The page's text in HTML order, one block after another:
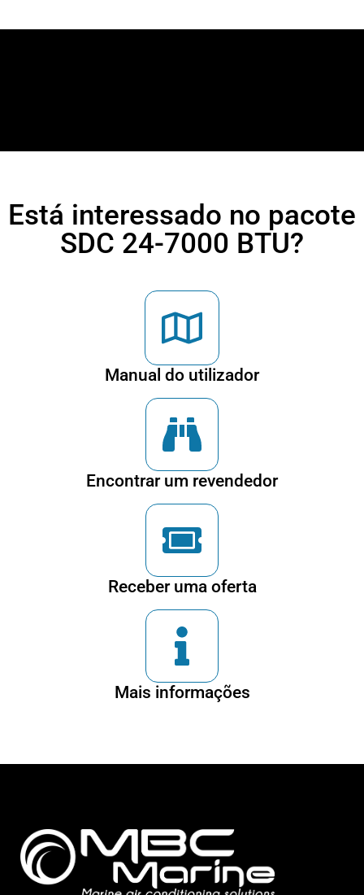
Está interessado no pacote
SDC 24-7000 BTU?
Manual do utilizador
Encontrar um revendedor
Receber uma oferta
Mais informações